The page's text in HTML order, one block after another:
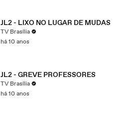
JL2 - LIXO NO LUGAR DE MUDAS
TV Brasília
há 10 anos
JL2 - GREVE PROFESSORES
TV Brasília
há 10 anos